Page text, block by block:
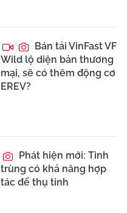
Bán tải VinFast VF
Wild lộ diện bản thương
mại, sẽ có thêm động cơ
EREV?
Phát hiện mới: Tinh
trùng có khả năng hợp
tác để thụ tinh